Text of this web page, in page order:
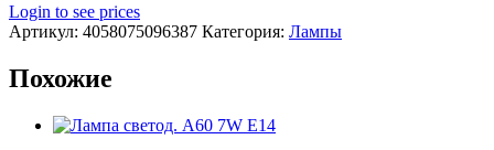
Login to see prices
Артикул: 4058075096387 Категория: Лампы
Похожие